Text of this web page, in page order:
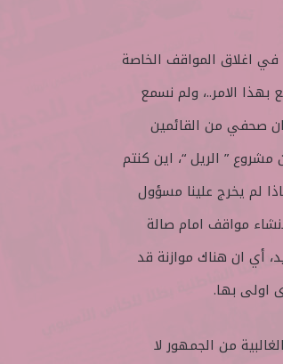
في اغلاق المواقف الخاصة
بهذا الامر..، ولم نسمع
صحفي من القائمين
” الريل “، اين كنتم
لم يخرج علينا مسؤول
مواقف امام صالة
أي ان هناك موازنة قد
اولى بها.
من الجمهور لا